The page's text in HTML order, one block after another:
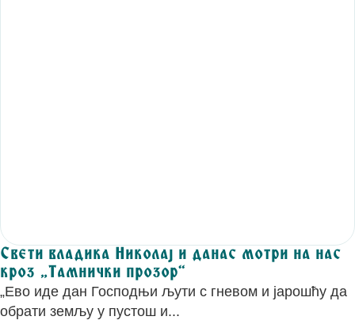
Свети владика Николај и данас мотри на нас
кроз „Тамнички прозор“
„Ево иде дан Господњи љути с гневом и јарошћу да
обрати земљу у пустош и...